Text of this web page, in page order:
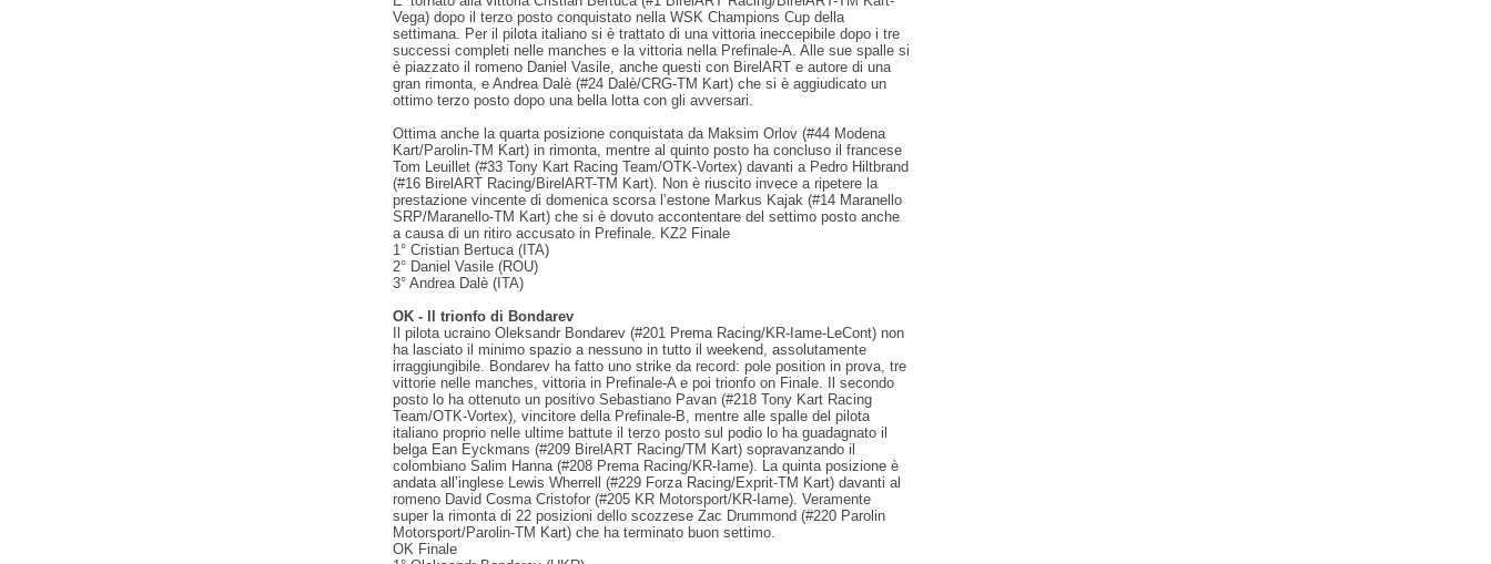
Vega) dopo il terzo posto conquistato nella WSK Champions Cup della
settimana. Per il pilota italiano si è trattato di una vittoria ineccepibile dopo i tre
successi completi nelle manches e la vittoria nella Prefinale-A. Alle sue spalle si
è piazzato il romeno Daniel Vasile, anche questi con BirelART e autore di una
gran rimonta, e Andrea Dalè (#24 Dalè/CRG-TM Kart) che si è aggiudicato un
ottimo terzo posto dopo una bella lotta con gli avversari.
Ottima anche la quarta posizione conquistata da Maksim Orlov (#44 Modena
Kart/Parolin-TM Kart) in rimonta, mentre al quinto posto ha concluso il francese
Tom Leuillet (#33 Tony Kart Racing Team/OTK-Vortex) davanti a Pedro Hiltbrand
(#16 BirelART Racing/BirelART-TM Kart). Non è riuscito invece a ripetere la
prestazione vincente di domenica scorsa l’estone Markus Kajak (#14 Maranello
SRP/Maranello-TM Kart) che si è dovuto accontentare del settimo posto anche
a causa di un ritiro accusato in Prefinale. KZ2 Finale
1° Cristian Bertuca (ITA)
2° Daniel Vasile (ROU)
3° Andrea Dalè (ITA)
OK - Il trionfo di Bondarev
Il pilota ucraino Oleksandr Bondarev (#201 Prema Racing/KR-Iame-LeCont) non
ha lasciato il minimo spazio a nessuno in tutto il weekend, assolutamente
irraggiungibile. Bondarev ha fatto uno strike da record: pole position in prova, tre
vittorie nelle manches, vittoria in Prefinale-A e poi trionfo on Finale. Il secondo
posto lo ha ottenuto un positivo Sebastiano Pavan (#218 Tony Kart Racing
Team/OTK-Vortex), vincitore della Prefinale-B, mentre alle spalle del pilota
italiano proprio nelle ultime battute il terzo posto sul podio lo ha guadagnato il
belga Ean Eyckmans (#209 BirelART Racing/TM Kart) sopravanzando il
colombiano Salim Hanna (#208 Prema Racing/KR-Iame). La quinta posizione è
andata all’inglese Lewis Wherrell (#229 Forza Racing/Exprit-TM Kart) davanti al
romeno David Cosma Cristofor (#205 KR Motorsport/KR-Iame). Veramente
super la rimonta di 22 posizioni dello scozzese Zac Drummond (#220 Parolin
Motorsport/Parolin-TM Kart) che ha terminato buon settimo.
OK Finale